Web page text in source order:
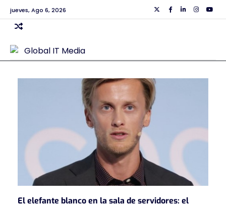
Skip
to
content
jueves, Ago 6, 2026 TwiiterFacebook
Linkedin
El elefante blanco en la sala de servidores: el